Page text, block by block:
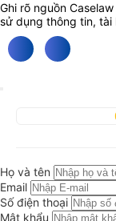
Ghi rõ nguồn
sử dụng thông tin, tài
Họ và tên
Email
Số điện thoại
Mật khẩu